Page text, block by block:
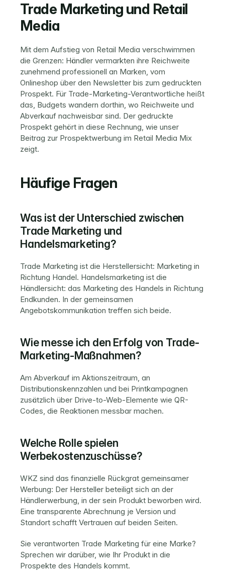
Trade Marketing und Retail
Media
Mit dem Aufstieg von Retail Media verschwimmen
die Grenzen: Händler vermarkten ihre Reichweite
zunehmend professionell an Marken, vom
Onlineshop über den Newsletter bis zum gedruckten
Prospekt. Für Trade-Marketing-Verantwortliche heißt
das, Budgets wandern dorthin, wo Reichweite und
Abverkauf nachweisbar sind. Der gedruckte
Prospekt gehört in diese Rechnung, wie unser
Beitrag zur Prospektwerbung im Retail Media Mix
zeigt.
Häufige Fragen
Was ist der Unterschied zwischen
Trade Marketing und
Handelsmarketing?
Trade Marketing ist die Herstellersicht: Marketing in
Richtung Handel. Handelsmarketing ist die
Händlersicht: das Marketing des Handels in Richtung
Endkunden. In der gemeinsamen
Angebotskommunikation treffen sich beide.
Wie messe ich den Erfolg von Trade-
Marketing-Maßnahmen?
Am Abverkauf im Aktionszeitraum, an
Distributionskennzahlen und bei Printkampagnen
zusätzlich über Drive-to-Web-Elemente wie QR-
Codes, die Reaktionen messbar machen.
Welche Rolle spielen
Werbekostenzuschüsse?
WKZ sind das finanzielle Rückgrat gemeinsamer
Werbung: Der Hersteller beteiligt sich an der
Händlerwerbung, in der sein Produkt beworben wird.
Eine transparente Abrechnung je Version und
Standort schafft Vertrauen auf beiden Seiten.
Sprechen wir darüber, wie Ihr Produkt in die
Prospekte des Handels kommt.